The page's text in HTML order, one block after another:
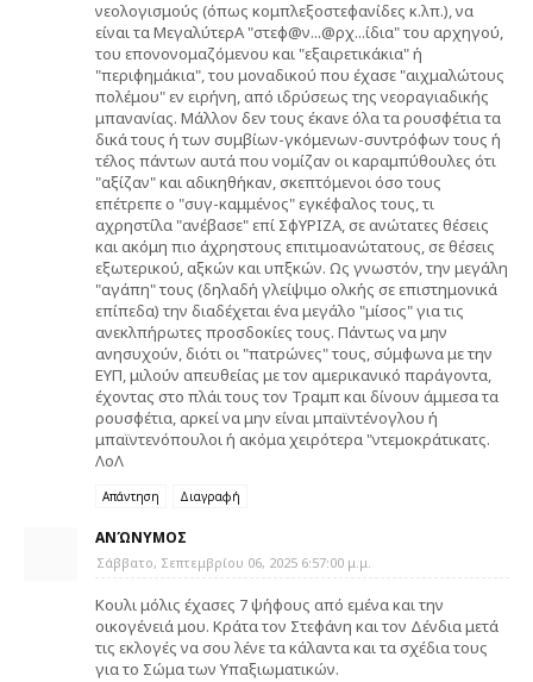
νεολογισμούς (όπως κομπλεξοστεφανίδες κ.λπ.), να
είναι τα ΜεγαλύτερΑ "στεφ@ν...@ρχ...ίδια" του αρχηγού,
του επονονομαζόμενου και "εξαιρετικάκια" ή
"περιφημάκια", του μοναδικού που έχασε "αιχμαλώτους
πολέμου" εν ειρήνη, από ιδρύσεως της νεοραγιαδικής
μπανανίας. Μάλλον δεν τους έκανε όλα τα ρουσφέτια τα
δικά τους ή των συμβίων-γκόμενων-συντρόφων τους ή
τέλος πάντων αυτά που νομίζαν οι καραμπύθουλες ότι
"αξίζαν" και αδικηθήκαν, σκεπτόμενοι όσο τους
επέτρεπε ο "συγ-καμμένος" εγκέφαλος τους, τι
αχρηστίλα "ανέβασε" επί ΣφΥΡΙΖΑ, σε ανώτατες θέσεις
και ακόμη πιο άχρηστους επιτιμοανώτατους, σε θέσεις
εξωτερικού, αξκών και υπξκών. Ως γνωστόν, την μεγάλη
"αγάπη" τους (δηλαδή γλείψιμο ολκής σε επιστημονικά
επίπεδα) την διαδέχεται ένα μεγάλο "μίσος" για τις
ανεκλπήρωτες προσδοκίες τους. Πάντως να μην
ανησυχούν, διότι οι "πατρώνες" τους, σύμφωνα με την
ΕΥΠ, μιλούν απευθείας με τον αμερικανικό παράγοντα,
έχοντας στο πλάι τους τον Τραμπ και δίνουν άμμεσα τα
ρουσφέτια, αρκεί να μην είναι μπαϊντένογλου ή
μπαϊντενόπουλοι ή ακόμα χειρότερα "ντεμοκράτικατς.
ΛοΛ
Απάντηση Διαγραφή
ΑΝΏΝΥΜΟΣ
Σάββατο, Σεπτεμβρίου 06, 2025 6:57:00 μ.μ.
Κουλι μόλις έχασες 7 ψήφους από εμένα και την
οικογένειά μου. Κράτα τον Στεφάνη και τον Δένδια μετά
τις εκλογές να σου λένε τα κάλαντα και τα σχέδια τους
για το Σώμα των Υπαξιωματικών.